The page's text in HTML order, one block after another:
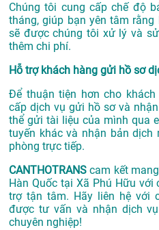
Chúng tôi cung cấp chế độ
tháng, giúp bạn yên tâm
sẽ được chúng tôi xử lý và
thêm chi phí.
Hỗ trợ khách hàng gửi hồ sơ
Để thuận tiện hơn cho khách
cấp dịch vụ gửi hồ sơ và
thể gửi tài liệu của mình qua
tuyến khác và nhận bản dịch
phòng trực tiếp.
CANTHOTRANS cam kết
Hàn Quốc tại Xã Phú Hữu
trợ tận tâm. Hãy liên hệ với
được tư vấn và nhận dịch
chuyên nghiệp!